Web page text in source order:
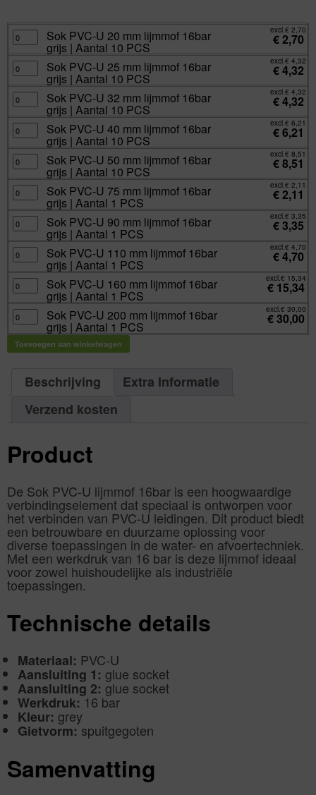
Sok
PVC-
U
mm
lijmmof
16bar
|
Aantal
10
aantal
Sok PVC-U 20 mm lijmmof 16bar
grijs | Aantal 10 PCS
excl.€ 2,70
€2,70
Sok
PVC-
U
mm
lijmmof
16bar
|
Aantal
10
aantal
Sok PVC-U 25 mm lijmmof 16bar
grijs | Aantal 10 PCS
excl.€ 4,32
€4,32
Sok
PVC-
U
mm
lijmmof
16bar
|
Aantal
10
aantal
Sok PVC-U 32 mm lijmmof 16bar
grijs | Aantal 10 PCS
excl.€ 4,32
€4,32
Sok
PVC-
U
mm
lijmmof
16bar
|
Aantal
10
aantal
Sok PVC-U 40 mm lijmmof 16bar
grijs | Aantal 10 PCS
excl.€ 6,21
€6,21
Sok
PVC-
U
mm
lijmmof
16bar
|
Aantal
10
aantal
Sok PVC-U 50 mm lijmmof 16bar
grijs | Aantal 10 PCS
excl.€ 8,51
€8,51
Sok
PVC-
U
mm
lijmmof
16bar
|
Aantal
1
aantal
Sok PVC-U 75 mm lijmmof 16bar
grijs | Aantal 1 PCS
excl.€ 2,11
€2,11
Sok
PVC-
U
mm
lijmmof
16bar
|
Aantal
1
aantal
Sok PVC-U 90 mm lijmmof 16bar
grijs | Aantal 1 PCS
excl.€ 3,35
€3,35
Sok
PVC-
U
mm
lijmmof
16bar
|
Aantal
1
PCS
aantal
Sok PVC-U 110 mm lijmmof 16bar
grijs | Aantal 1 PCS
excl.€ 4,70
€4,70
Sok
PVC-
U
mm
lijmmof
16bar
grijs
Aantal
Sok PVC-U 160 mm lijmmof 16bar
grijs | Aantal 1 PCS
excl.€ 15,34
€ 15,34
Sok
PVC-
U
200
mm
lijmmof
Aantal
aantal
Sok PVC-U 200 mm lijmmof 16bar
grijs | Aantal 1 PCS
excl.€ 30,00
€30,00
Toevoegen aan winkelwagen
Beschrijving
Extra Informatie
Verzend kosten
Product
De Sok PVC-U lijmmof 16bar is een hoogwaardige
verbindingselement dat speciaal is ontworpen voor
het verbinden van PVC-U leidingen. Dit product biedt
een betrouwbare en duurzame oplossing voor
diverse toepassingen in de water- en afvoertechniek.
Met een werkdruk van 16 bar is deze lijmmof ideaal
voor zowel huishoudelijke als industriële
toepassingen.
Technische details
Materiaal: PVC-U
Aansluiting 1: glue socket
Aansluiting 2: glue socket
Werkdruk:16 bar
Kleur: grey
Gietvorm:spuitgegoten
Samenvatting